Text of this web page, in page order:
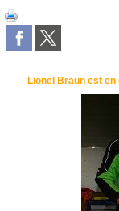
Lionel Braun est en